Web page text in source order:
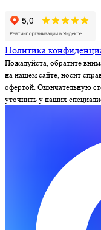
Политика
Пожалуйста, обратите
на нашем сайте, носит
офертой. Окончательную
уточнить у наших